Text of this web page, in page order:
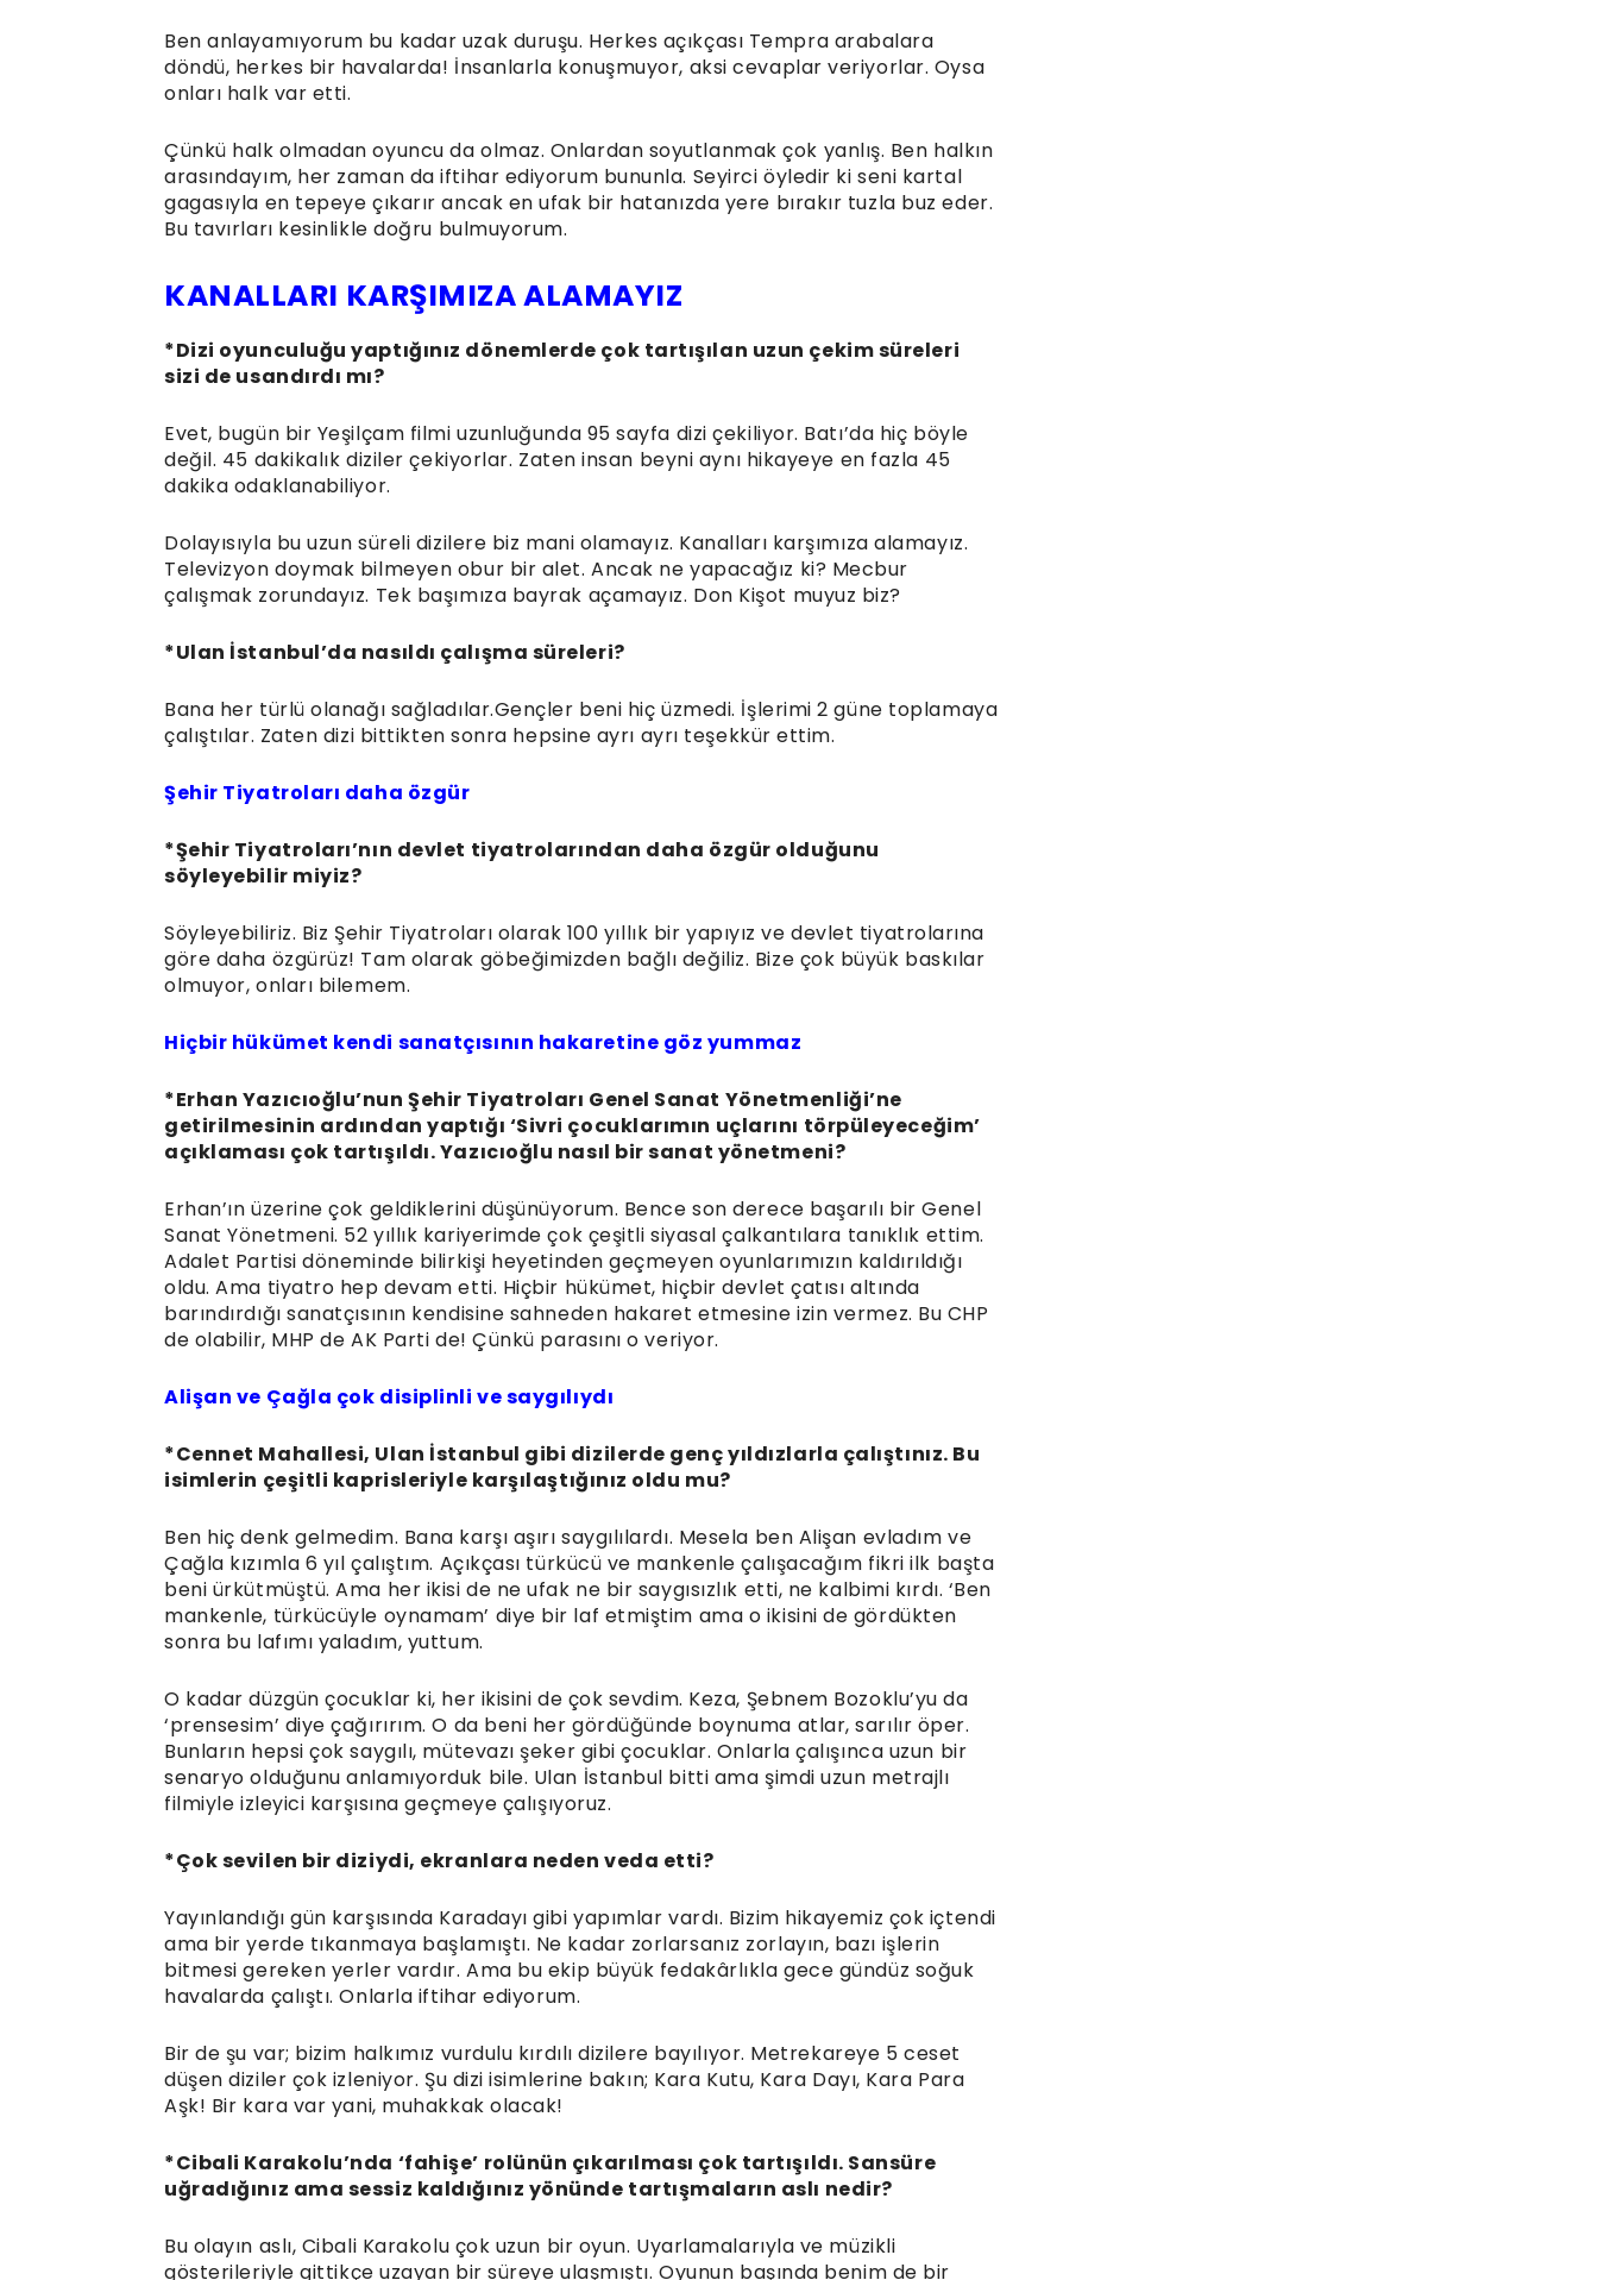
Ben anlayamıyorum bu kadar uzak duruşu. Herkes açıkçası Tempra arabalara
döndü, herkes bir havalarda! İnsanlarla konuşmuyor, aksi cevaplar veriyorlar. Oysa
onları halk var etti.
Çünkü halk olmadan oyuncu da olmaz. Onlardan soyutlanmak çok yanlış. Ben halkın
arasındayım, her zaman da iftihar ediyorum bununla. Seyirci öyledir ki seni kartal
gagasıyla en tepeye çıkarır ancak en ufak bir hatanızda yere bırakır tuzla buz eder.
Bu tavırları kesinlikle doğru bulmuyorum.
KANALLARI KARŞIMIZA ALAMAYIZ
*Dizi oyunculuğu yaptığınız dönemlerde çok tartışılan uzun çekim süreleri
sizi de usandırdı mı?
Evet, bugün bir Yeşilçam filmi uzunluğunda 95 sayfa dizi çekiliyor. Batı’da hiç böyle
değil. 45 dakikalık diziler çekiyorlar. Zaten insan beyni aynı hikayeye en fazla 45
dakika odaklanabiliyor.
Dolayısıyla bu uzun süreli dizilere biz mani olamayız. Kanalları karşımıza alamayız.
Televizyon doymak bilmeyen obur bir alet. Ancak ne yapacağız ki? Mecbur
çalışmak zorundayız. Tek başımıza bayrak açamayız. Don Kişot muyuz biz?
*Ulan İstanbul’da nasıldı çalışma süreleri?
Bana her türlü olanağı sağladılar.Gençler beni hiç üzmedi. İşlerimi 2 güne toplamaya
çalıştılar. Zaten dizi bittikten sonra hepsine ayrı ayrı teşekkür ettim.
Şehir Tiyatroları daha özgür
*Şehir Tiyatroları’nın devlet tiyatrolarından daha özgür olduğunu
söyleyebilir miyiz?
Söyleyebiliriz. Biz Şehir Tiyatroları olarak 100 yıllık bir yapıyız ve devlet tiyatrolarına
göre daha özgürüz! Tam olarak göbeğimizden bağlı değiliz. Bize çok büyük baskılar
olmuyor, onları bilemem.
Hiçbir hükümet kendi sanatçısının hakaretine göz yummaz
*Erhan Yazıcıoğlu’nun Şehir Tiyatroları Genel Sanat Yönetmenliği’ne
getirilmesinin ardından yaptığı ‘Sivri çocuklarımın uçlarını törpüleyeceğim’
açıklaması çok tartışıldı. Yazıcıoğlu nasıl bir sanat yönetmeni?
Erhan’ın üzerine çok geldiklerini düşünüyorum. Bence son derece başarılı bir Genel
Sanat Yönetmeni. 52 yıllık kariyerimde çok çeşitli siyasal çalkantılara tanıklık ettim.
Adalet Partisi döneminde bilirkişi heyetinden geçmeyen oyunlarımızın kaldırıldığı
oldu. Ama tiyatro hep devam etti. Hiçbir hükümet, hiçbir devlet çatısı altında
barındırdığı sanatçısının kendisine sahneden hakaret etmesine izin vermez. Bu CHP
de olabilir, MHP de AK Parti de! Çünkü parasını o veriyor.
Alişan ve Çağla çok disiplinli ve saygılıydı
*Cennet Mahallesi, Ulan İstanbul gibi dizilerde genç yıldızlarla çalıştınız. Bu
isimlerin çeşitli kaprisleriyle karşılaştığınız oldu mu?
Ben hiç denk gelmedim. Bana karşı aşırı saygılılardı. Mesela ben Alişan evladım ve
Çağla kızımla 6 yıl çalıştım. Açıkçası türkücü ve mankenle çalışacağım fikri ilk başta
beni ürkütmüştü. Ama her ikisi de ne ufak ne bir saygısızlık etti, ne kalbimi kırdı. ‘Ben
mankenle, türkücüyle oynamam’ diye bir laf etmiştim ama o ikisini de gördükten
sonra bu lafımı yaladım, yuttum.
O kadar düzgün çocuklar ki, her ikisini de çok sevdim. Keza, Şebnem Bozoklu’yu da
‘prensesim’ diye çağırırım. O da beni her gördüğünde boynuma atlar, sarılır öper.
Bunların hepsi çok saygılı, mütevazı şeker gibi çocuklar. Onlarla çalışınca uzun bir
senaryo olduğunu anlamıyorduk bile. Ulan İstanbul bitti ama şimdi uzun metrajlı
filmiyle izleyici karşısına geçmeye çalışıyoruz.
*Çok sevilen bir diziydi, ekranlara neden veda etti?
Yayınlandığı gün karşısında Karadayı gibi yapımlar vardı. Bizim hikayemiz çok içtendi
ama bir yerde tıkanmaya başlamıştı. Ne kadar zorlarsanız zorlayın, bazı işlerin
bitmesi gereken yerler vardır. Ama bu ekip büyük fedakârlıkla gece gündüz soğuk
havalarda çalıştı. Onlarla iftihar ediyorum.
Bir de şu var; bizim halkımız vurdulu kırdılı dizilere bayılıyor. Metrekareye 5 ceset
düşen diziler çok izleniyor. Şu dizi isimlerine bakın; Kara Kutu, Kara Dayı, Kara Para
Aşk! Bir kara var yani, muhakkak olacak!
*Cibali Karakolu’nda ‘fahişe’ rolünün çıkarılması çok tartışıldı. Sansüre
uğradığınız ama sessiz kaldığınız yönünde tartışmaların aslı nedir?
Bu olayın aslı, Cibali Karakolu çok uzun bir oyun. Uyarlamalarıyla ve müzikli
gösterileriyle gittikçe uzayan bir süreye ulaşmıştı. Oyunun başında benim de bir